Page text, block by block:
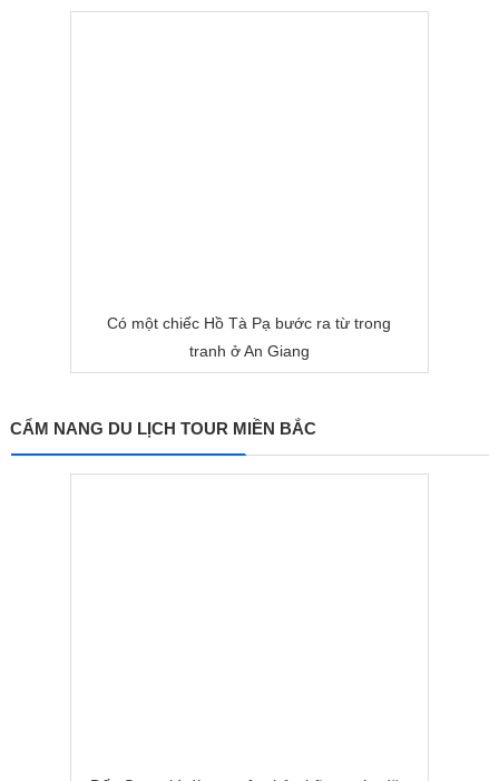
Có một chiếc Hồ Tà Pạ bước ra từ trong
tranh ở An Giang
CẨM NANG DU LỊCH TOUR MIỀN BẮC